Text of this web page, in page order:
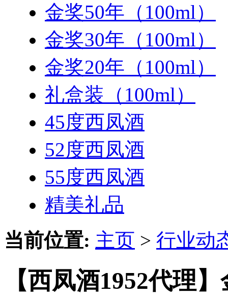
金奖50年（100ml）
金奖30年（100ml）
金奖20年（100ml）
礼盒装（100ml）
45度西凤酒
52度西凤酒
55度西凤酒
精美礼品
当前位置: 主页 > 行业动
【西凤酒1952代理